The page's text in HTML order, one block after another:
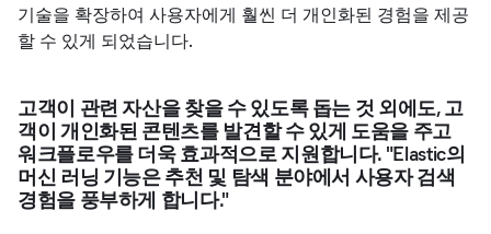
기술을 확장하여 사용자에게 훨씬 더 개인화된 경험을 제공
할 수 있게 되었습니다.
고객이 관련 자산을 찾을 수 있도록 돕는 것 외에도, 고
객이 개인화된 콘텐츠를 발견할 수 있게 도움을 주고
워크플로우를 더욱 효과적으로 지원합니다. "Elastic의
머신 러닝 기능은 추천 및 탐색 분야에서 사용자 검색
경험을 풍부하게 합니다."